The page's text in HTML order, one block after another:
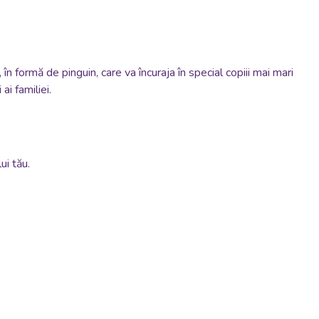
de pinguin, care va încuraja în special copiii mai mari
familiei.
tău.